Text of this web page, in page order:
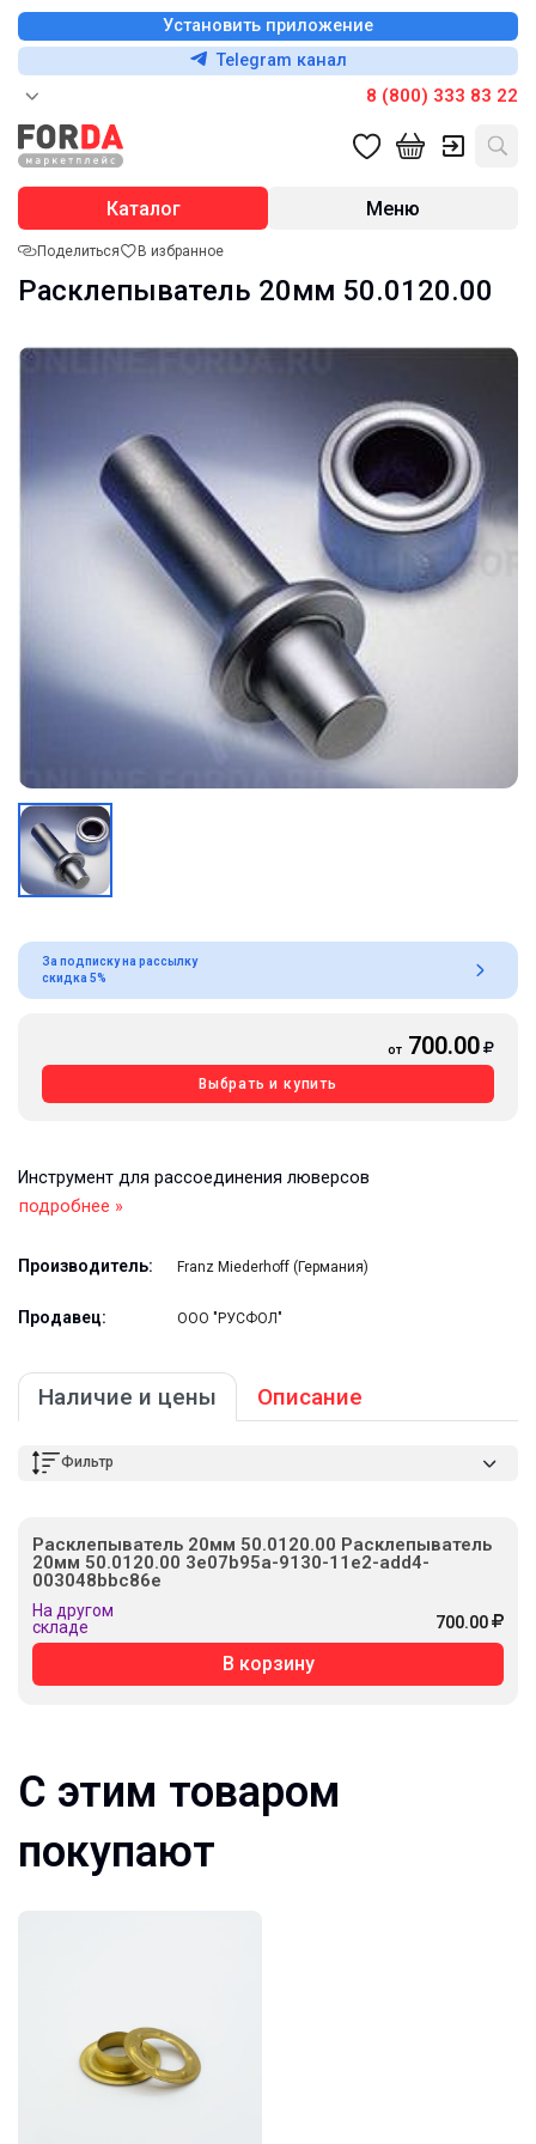
Установить приложение
Telegram канал
8 (800) 333 83 22
Каталог Меню
Поделиться В избранное
Расклепыватель 20мм 50.0120.00
За подписку на рассылку
скидка 5%
от 700.00
Выбрать и купить
Инструмент для рассоединения люверсов
подробнее »
Производитель: Franz Miederhoff (Германия)
Продавец: ООО "РУСФОЛ"
Наличие и цены Описание
Фильтр
Расклепыватель 20мм 50.0120.00 Расклепыватель
20мм 50.0120.00 3e07b95a-9130-11e2-add4-
003048bbc86e
На другом
складе
700.00
В корзину
С этим товаром
покупают